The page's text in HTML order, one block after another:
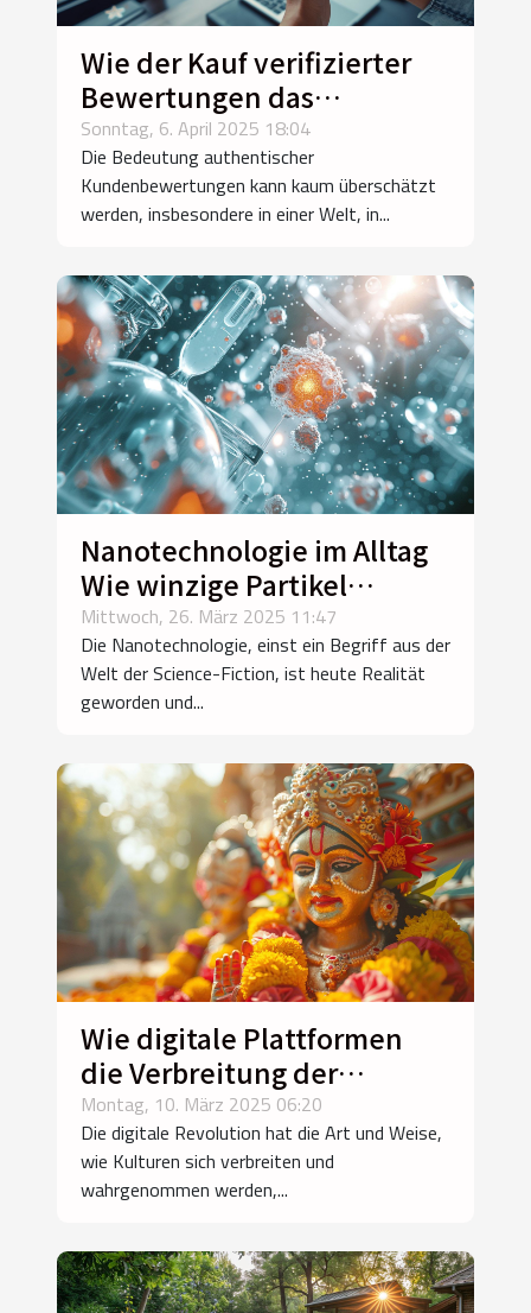
Wie der Kauf verifizierter
Bewertungen das
Kundenvertrauen stärkt
Sonntag, 6. April 2025 18:04
Die Bedeutung authentischer
Kundenbewertungen kann kaum überschätzt
werden, insbesondere in einer Welt, in...
Nanotechnologie im Alltag
Wie winzige Partikel
unseren Lebensstandard
verändern
Mittwoch, 26. März 2025 11:47
Die Nanotechnologie, einst ein Begriff aus der
Welt der Science-Fiction, ist heute Realität
geworden und...
Wie digitale Plattformen
die Verbreitung der
bengalischen Kultur
unterstützen
Montag, 10. März 2025 06:20
Die digitale Revolution hat die Art und Weise,
wie Kulturen sich verbreiten und
wahrgenommen werden,...